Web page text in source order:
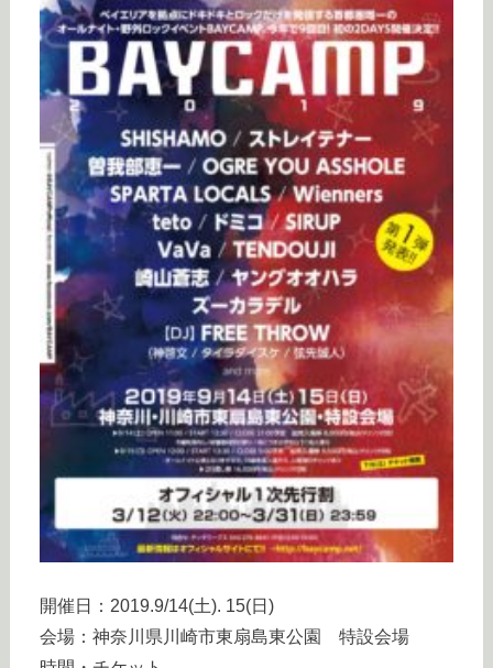
開催日：2019.9/14(土). 15(日)
会場：神奈川県川崎市東扇島東公園 特設会場